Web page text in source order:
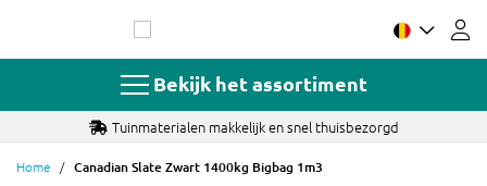
de
Bekijk het assortiment
Tuinmaterialen makkelijk en snel thuisbezorgd
Home Canadian Slate Zwart 1400kg Bigbag 1m3